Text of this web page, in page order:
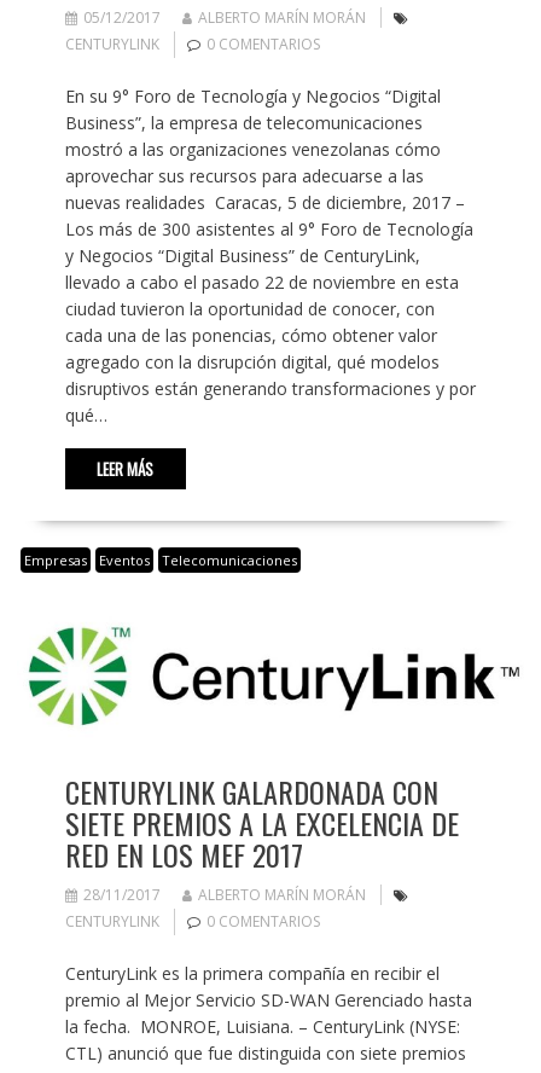
05/12/2017
ALBERTO MARÍN MORÁN
CENTURYLINK
0 COMENTARIOS
En su 9° Foro de Tecnología y Negocios “Digital
Business”, la empresa de telecomunicaciones
mostró a las organizaciones venezolanas cómo
aprovechar sus recursos para adecuarse a las
nuevas realidades Caracas, 5 de diciembre, 2017 –
Los más de 300 asistentes al 9° Foro de Tecnología
y Negocios “Digital Business” de CenturyLink,
llevado a cabo el pasado 22 de noviembre en esta
ciudad tuvieron la oportunidad de conocer, con
cada una de las ponencias, cómo obtener valor
agregado con la disrupción digital, qué modelos
disruptivos están generando transformaciones y por
qué…
LEER MÁS
Empresas Eventos Telecomunicaciones
CENTURYLINK GALARDONADA CON
SIETE PREMIOS A LA EXCELENCIA DE
RED EN LOS MEF 2017
28/11/2017
ALBERTO MARÍN MORÁN
CENTURYLINK
0 COMENTARIOS
CenturyLink es la primera compañía en recibir el
premio al Mejor Servicio SD-WAN Gerenciado hasta
la fecha. MONROE, Luisiana. – CenturyLink (NYSE:
CTL) anunció que fue distinguida con siete premios